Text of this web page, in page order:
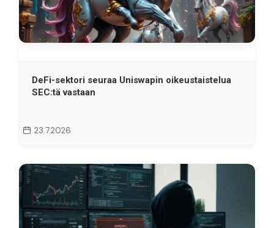
DeFi-sektori seuraa Uniswapin oikeustaistelua
SEC:tä vastaan
23.7.2026